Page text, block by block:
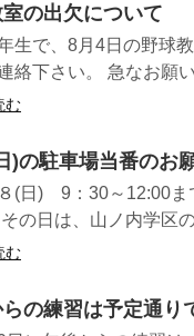
の出欠について
生で、8月4日の野球
絡下さい。 急なお願
む
)の駐車場当番のお
(日) 9：30～12:00ま
その日は、山ノ内学区
む
の練習は予定通り